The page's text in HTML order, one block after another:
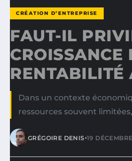
CRÉATION D’ENTREPRISE
FAUT-IL
RENTABILITÉ
Dans un contexte
ressources souvent
GRÉGOIRE DENIS•19